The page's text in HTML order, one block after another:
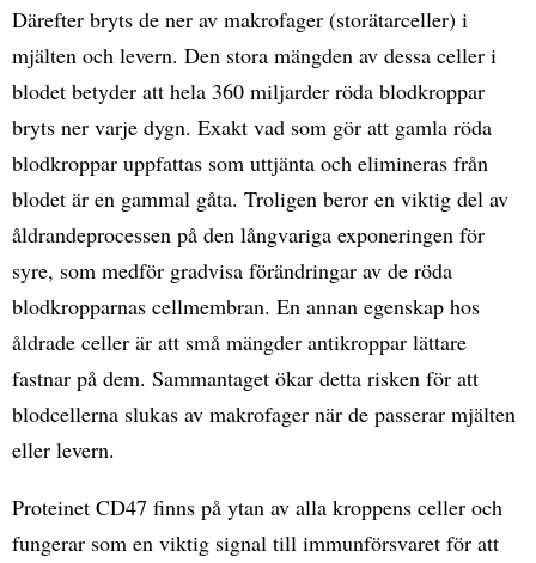
Därefter bryts de ner av makrofager (storätarceller) i
mjälten och levern. Den stora mängden av dessa celler i
blodet betyder att hela 360 miljarder röda blodkroppar
bryts ner varje dygn. Exakt vad som gör att gamla röda
blodkroppar uppfattas som uttjänta och elimineras från
blodet är en gammal gåta. Troligen beror en viktig del av
åldrandeprocessen på den långvariga exponeringen för
syre, som medför gradvisa förändringar av de röda
blodkropparnas cellmembran. En annan egenskap hos
åldrade celler är att små mängder antikroppar lättare
fastnar på dem. Sammantaget ökar detta risken för att
blodcellerna slukas av makrofager när de passerar mjälten
eller levern.
Proteinet CD47 finns på ytan av alla kroppens celler och
fungerar som en viktig signal till immunförsvaret för att